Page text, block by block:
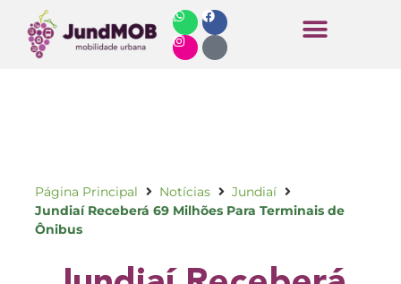
Página Principal Notícias
Jundiaí
Jundiaí Receberá 69 Milhões Para Terminais de
Ônibus